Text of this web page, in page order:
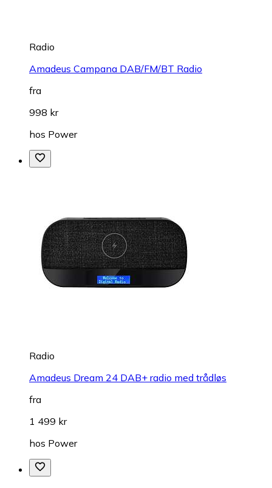
Radio
Amadeus Campana DAB/FM/BT Radio
fra
998 kr
hos Power
Radio
Amadeus Dream 24 DAB+ radio med trådløs
fra
1 499 kr
hos Power